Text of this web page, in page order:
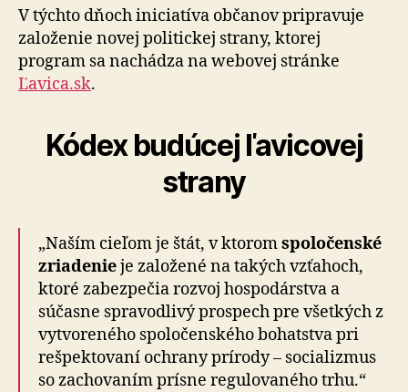
V týchto dňoch iniciatíva občanov pripravuje
založenie novej politickej strany, ktorej
program sa nachádza na webovej stránke
Ľavica.sk.
Kódex budúcej ľavicovej
strany
„Naším cieľom je štát, v ktoromspoločenské
zriadenieje založené na takých vzťahoch,
ktoré zabezpečia rozvoj hospodárstva a
súčasne spravodlivý prospech pre všetkých z
vytvoreného spoločenského bohatstva pri
rešpektovaní ochrany prírody – socializmus
so zachovaním prísne regulovaného trhu.“